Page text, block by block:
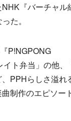
『バーチャル
た。
P!NGPONG
ト弁当」の他、
PPHらしさ溢れ
制作のエピソー